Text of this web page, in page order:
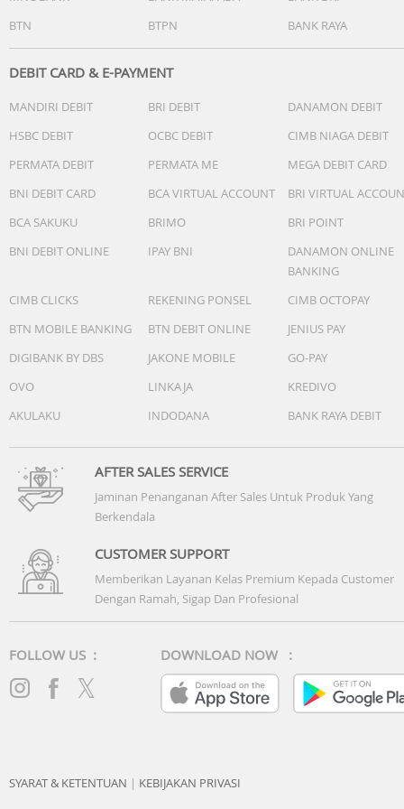
- Format 12/24 jam
- Penunjuk waktu standar:Jam, menit, detik, pm, bulan,
tanggal, hari
Include Box, Jam Tangan, Kartu Garansi, Manual
BTN
BTPN BANK RAYA
DEBIT CARD & E-PAYMENT
MANDIRI DEBIT BRI DEBIT
DANAMON DEBIT
HSBC DEBIT
OCBC DEBIT
CIMB NIAGA DEBIT
PERMATA DEBIT
PERMATA ME
MEGA DEBIT CARD
BNI DEBIT CARD
BCA VIRTUAL ACCOUNT
BRI VIRTUAL
BCA SAKUKU
BRIMO
BRI POINT
BNI DEBIT ONLINE
IPAY BNI
DANAMON ONLINE
BANKING
CIMB CLICKS
REKENING PONSEL
CIMB OCTOPAY
BTN MOBILE BANKING
BTN DEBIT ONLINE
JENIUS PAY
DIGIBANK BY DBS
JAKONE MOBILE
GO-PAY
OVO
LINKAJA
KREDIVO
AKULAKU
INDODANA BANK RAYA DEBIT
AFTER SALES SERVICE
Jaminan Penanganan After Sales Untuk Produk Yang
Berkendala
CUSTOMER SUPPORT
Memberikan Layanan Kelas Premium Kepada Customer
Dengan Ramah, Sigap Dan Profesional
FOLLOW US : DOWNLOAD NOW :
SYARAT & KETENTUAN | KEBIJAKAN PRIVASI